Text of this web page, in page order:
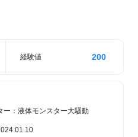
経験値 200
ー：液体モンスター大騒動